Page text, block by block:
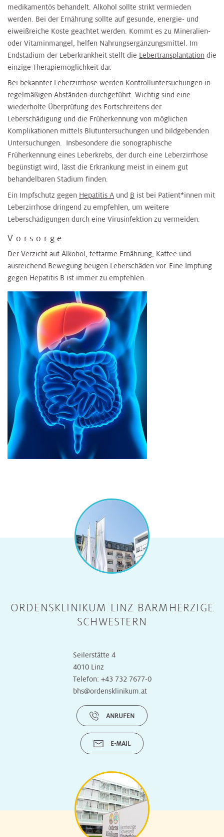
medikamentös behandelt. Alkohol sollte strikt vermieden
werden. Bei der Ernährung sollte auf gesunde, energie- und
eiweißreiche Koste geachtet werden. Kommt es zu Mineralien-
oder Vitaminmangel, helfen Nahrungsergänzungsmittel. Im
Endstadium der Leberkrankheit stellt die Lebertransplantation die
einzige Therapiemöglichkeit dar.
Bei bekannter Leberzirrhose werden Kontrolluntersuchungen in
regelmäßigen Abständen durchgeführt. Wichtig sind eine
wiederholte Überprüfung des Fortschreitens der
Leberschädigung und die Früherkennung von möglichen
Komplikationen mittels Blutuntersuchungen und bildgebenden
Untersuchungen. Insbesondere die sonographische
Früherkennung eines Leberkrebs, der durch eine Leberzirrhose
begünstigt wird, lässt die Erkrankung meist in einem gut
behandelbaren Stadium finden.
Ein Impfschutz gegen Hepatitis A und B ist bei Patient*innen mit
Leberzirrhose dringend zu empfehlen, um weitere
Leberschädigungen durch eine Virusinfektion zu vermeiden.
Vorsorge
Der Verzicht auf Alkohol, fettarme Ernährung, Kaffee und
ausreichend Bewegung beugen Leberschäden vor. Eine Impfung
gegen Hepatitis B ist immer zu empfehlen.
ORDENSKLINIKUM LINZ BARMHERZIGE
SCHWESTERN
Seilerstätte 4
4010 Linz
Telefon: +43 732 7677-0
bhs@ordensklinikum.at
ANRUFEN
E-MAIL